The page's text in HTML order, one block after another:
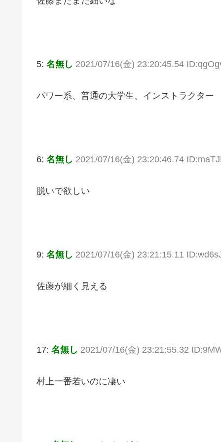
5: 名無し 2021/07/16(金) 23:20:45.54
パワー系、普通の大学生、インストラクター
6: 名無し 2021/07/16(金) 23:20:46.74
脱いで欲しい
9: 名無し 2021/07/16(金) 23:21:15.11
佐藤が細く見える
17: 名無し 2021/07/16(金) 23:21:55.32
村上一番若いのに凄い